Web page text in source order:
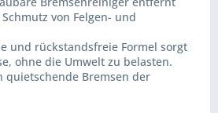
von Felgen- und
und rückstandsfreie Formel sorgt
ohne die Umwelt zu belasten.
quietschende Bremsen der